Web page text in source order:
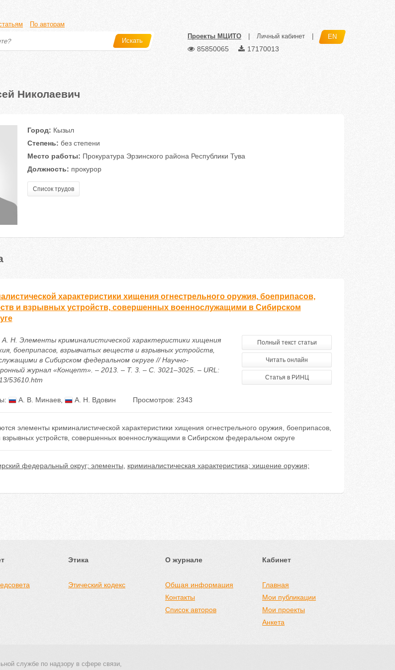
По авторам
Искать
Проекты МЦИТО Личный кабинет EN
85850065 17170013
Николаевич
Город: Кызыл
Степень: без степени
Место работы: Прокуратура Эрзинского района Республики Тува
Должность: прокурор
Список трудов
характеристики хищения огнестрельного оружия, боеприпасов,
и взрывных устройств, совершенных военнослужащими в Сибирском
Н. Элементы криминалистической характеристики хищения
боеприпасов, взрывчатых веществ и взрывных устройств,
в Сибирском федеральном округе // Научно-
журнал «Концепт». – 2013. – Т. 3. – С. 3021–3025. – URL:
53610.htm
Полный текст статьи
Читать онлайн
Статья в РИНЦ
А. В. Минаев, А. Н. Вдовин Просмотров: 2343
элементы криминалистической характеристики хищения огнестрельного оружия, боеприпасов,
взрывных устройств, совершенных военнослужащими в Сибирском федеральном округе
федеральный округ; элементы
криминалистическая характеристика; хищение оружия;
Этика
Этический кодекс
О журнале
Общая информация
Контакты
Список авторов
Кабинет
Главная
Мои публикации
Мои проекты
Анкета
службе по надзору в сфере связи,